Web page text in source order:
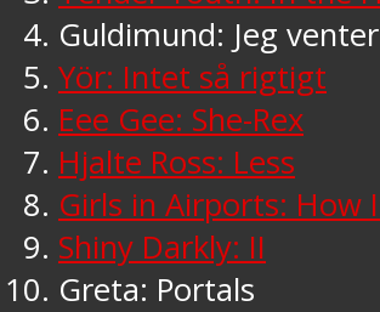
Guldimund: Jeg
Yör: Intet så rigtigt
Eee Gee: She-Rex
Hjalte Ross: Less
Girls in Airports: How
Shiny Darkly: II
Greta: Portals